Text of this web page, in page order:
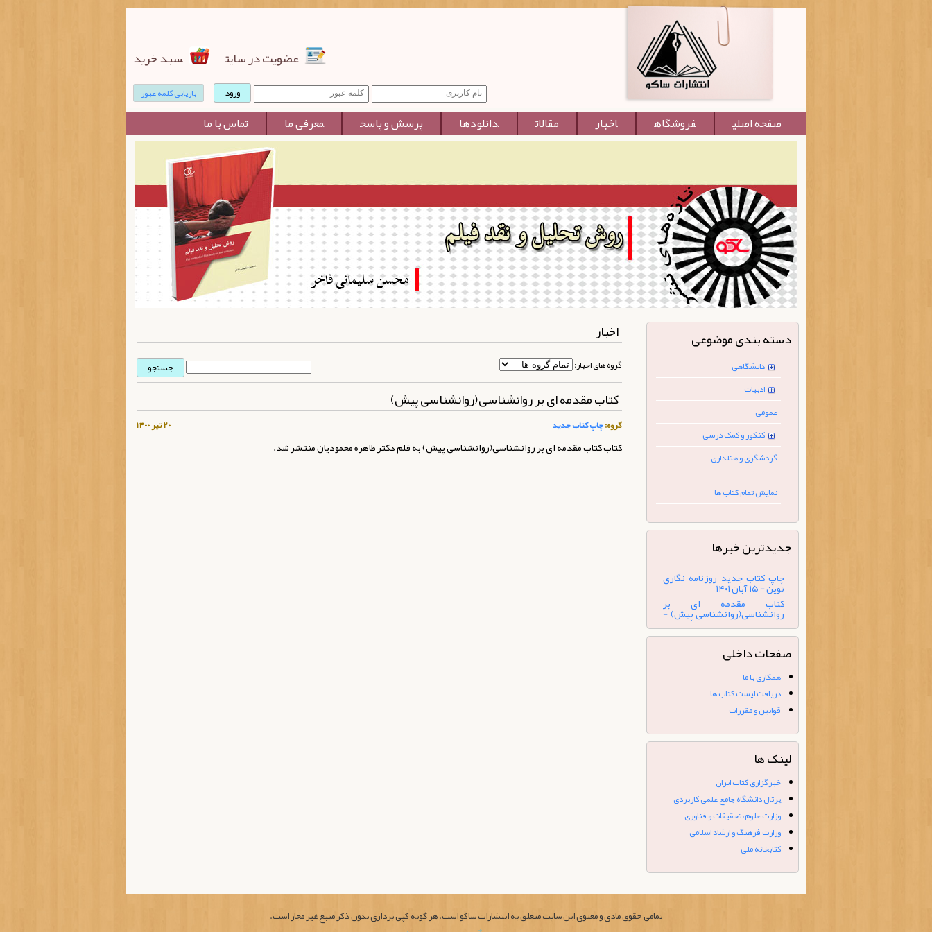
عضویت در سایت سبد خرید
بازیابی کلمه عبور
صفحه اصلی فروشگاه اخبار مقالات دانلودها پرسش و پاسخ معرفی ما تماس با ما
اخبار
گروه های اخبار:
کتاب مقدمه ای بر روانشناسی(روانشناسی پیش)
گروه:چاپ کتاب جدید ۲۰ تیر ۱۴۰۰
کتاب کتاب مقدمه ای بر روانشناسی(روانشناسی پیش) به قلم دکتر طاهره محمودیان منتشر شد.
دسته بندی موضوعی
دانشگاهی
ادبیات
عمومی
کنکور و کمک درسی
گردشگری و هتلداری
نمایش تمام کتاب ها
جدیدترین خبرها
چاپ کتاب جدید روزنامه نگاری
نوین - ۱۵ آبان ۱۴۰۱
کتاب مقدمه ای بر
روانشناسی(روانشناسی پیش) -
۲۰ تیر ۱۴۰۰
چاپ کتاب تاریخ هنر ایران و جهان
(تمام رنگی) - ۷ بهمن ۱۳۹۹
کتاب « ارزیابی طرح‌های فرهنگی»
منتشر شد. - ۳۱ شهریور ۱۴۰۴
شهریور ۱۴۰۲
صفحات داخلی
همکاری با ما
دریافت لیست کتاب ها
قوانین و مقررات
لینک ها
خبرگزاری کتاب ایران
پرتال دانشگاه جامع علمی کاربردی
وزارت علوم، تحقیقات و فناوری
وزارت فرهنگ و ارشاد اسلامی
کتابخانه ملی
تمامی حقوق مادی و معنوی این سایت متعلق به انتشارات ساکو است. هر گونه کپی برداری بدون ذکر منبع غیر مجاز است.